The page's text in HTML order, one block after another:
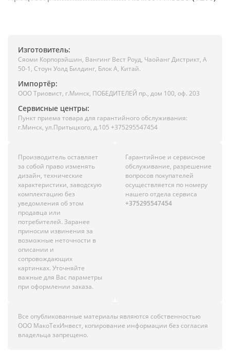
Изготовитель:
Сяоми Корпорэйшин, Вангинг Вест Роуд, Чаойанг Дистрикт, А
50-1, Стоун Уолд Билдинг, Блок А, Китай.
Импортёр:
ООО Триовист, г.Минск, ПОБЕДИТЕЛЕЙ пр., дом 100, оф. 203
Сервисные центры:
Пункт приема товара для гарантийного обслуживания:
г.Минск, ул.Притыцкого, д.105 +375295547454
Производитель оставляет
за собой право изменять
дизайн, технические
характеристики, заводскую
комплектацию без
уведомления об этом
продавца или
потребителей. Заранее
приносим извинения за
возможные неточности в
описании и
сопровождающих
картинках. Уточняйте
важные для Вас параметры
при оформлении заказа.
Гарантийное и сервисное
обслуживание, разрешение
вопросов покупателей
осуществляется по номеру
нашего отдела сервиса
+375295547454
Все опубликованные материалы являются собственностью
ООО МакоТехИнвест, копирование информации без согласия
владельца запрещено.